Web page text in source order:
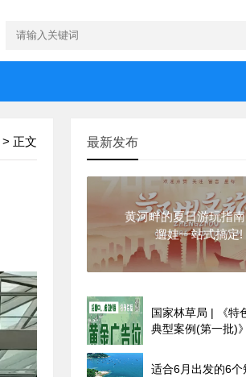
> 正文 最新发布
黄河畔的夏日游玩指
遛娃一站式搞定!
国家林草局 | 《特
典型案例(第一批)
适合6月出发的6个